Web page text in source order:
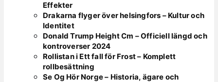
Effekter
Drakarna flyger över helsingfors – Kultur och
Identitet
Donald Trump Height Cm – Officiell längd och
kontroverser 2024
Rollistan i Ett fall för Frost – Komplett
rollbesättning
Se Og Hör Norge – Historia, ägare och